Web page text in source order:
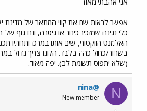
אפשר לראות שם את קווי המתאר של מדינת
כלי נגינה שמזכיר כינור או גיטרה, וגם גוף
האלמנט הווקטורי, שים אותו במרכז ותחתיו
בשחור/כחול כהה בלבד. הלוגו צריך גדול
(שלא יתפוס תשומת לב). יפה מאוד.
N
nina@
New member